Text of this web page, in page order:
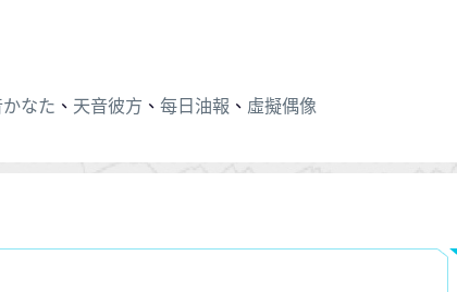
なた 、 天音彼方 、 每日油報 、 虛擬偶像